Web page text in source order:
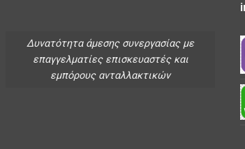
Δυνατότητα άμεσης συνεργασίας με
επαγγελματίες επισκευαστές και
εμπόρους ανταλλακτικών